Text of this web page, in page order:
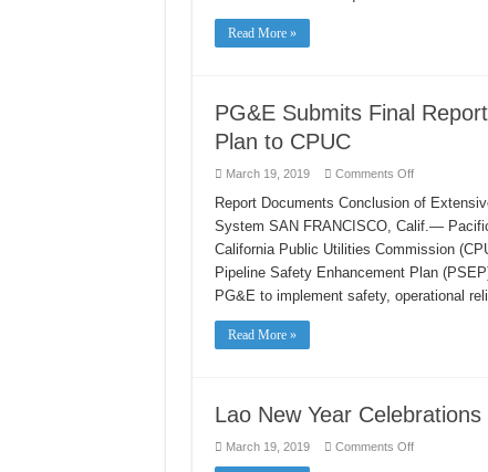
Read More »
PG&E Submits Final
Plan to CPUC
March 19, 2019 Comments Offon
Submits
Final
Report
Gas
Pipeline
Safety
Enhancement
Plan
Report Documents Conclusion of
System SAN FRANCISCO, Calif.—
California Public Utilities Commission
Pipeline Safety Enhancement Plan
PG&E to implement safety, operational
Read More »
Lao New Year
March 19, 2019 Comments Offon